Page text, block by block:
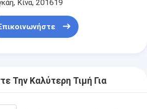
Κίνα, 201619
Την Καλύτερη Τιμή Για